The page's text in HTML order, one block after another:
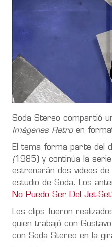
Soda Stereo compartió
Imágenes Retroen
El tema forma parte del
(1985) y continúa la
estrenarán dos videos
estudio de Soda. Los
No Puedo Ser Del Jet-
Los clips fueron
quien trabajó con
con Soda Stereo en la